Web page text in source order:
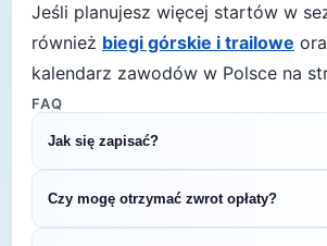
Jeśli planujesz więcej startów w
również biegi górskie i trailowe
kalendarz zawodów w Polsce na
FAQ
Jak się zapisać?
przejść do strony organizatora z
rejestracyjnym.
Czy mogę otrzymać zwrot opłaty?